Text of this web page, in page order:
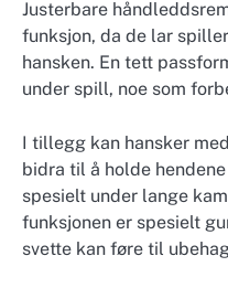
Justerbare
funksjon, da de lar
hansken. En tett
under spill, noe som
I tillegg kan hansker
bidra til å holde
spesielt under lange
funksjonen er spesielt
svette kan føre til